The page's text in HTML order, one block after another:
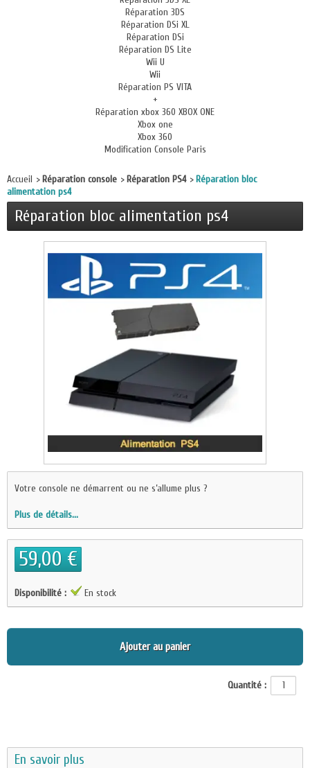
Réparation 3DS
Réparation DSi XL
Réparation DSi
Réparation DS Lite
Wii U
Wii
Réparation PS VITA
+
Réparation xbox 360 XBOX ONE
Xbox one
Xbox 360
Modification Console Paris
Accueil >Réparation console >Réparation PS4 >Réparation bloc
alimentation ps4
Réparation bloc alimentation ps4
Votre console ne démarrent ou ne s’allume plus ?
Plus de détails...
59,00 €
Disponibilité : En stock
Ajouter au panier
Quantité :
En savoir plus